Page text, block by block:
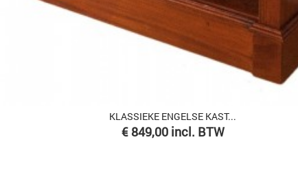
KLASSIEKE ENGELSE KAST...
Prijs
€ 849,00 incl. BTW